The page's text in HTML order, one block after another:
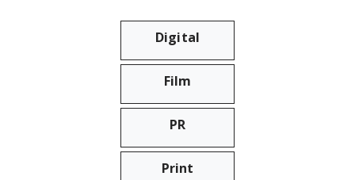
Digital
Film
PR
Print